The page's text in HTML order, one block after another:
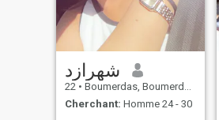
شهرازد
22 • Boumerdas, Boumerdes, Algérie
Cherchant: Homme 24 - 30